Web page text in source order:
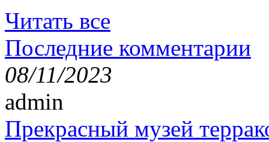
Читать все
Последние комментарии
08/11/2023
admin
Прекрасный музей